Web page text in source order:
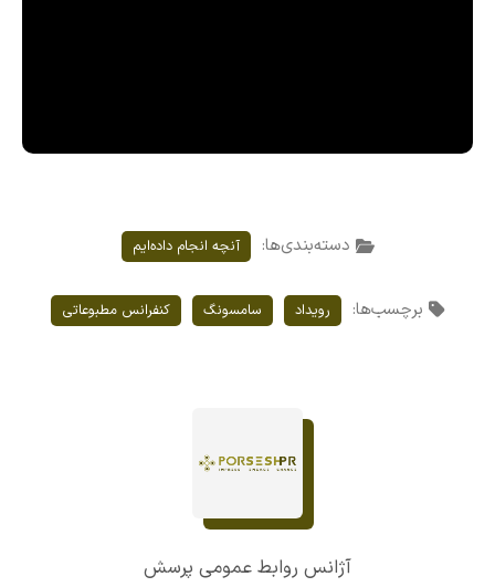
دسته‌بندی‌ها: آنچه انجام داده‌ایم
برچسب‌ها: رویداد سامسونگ کنفرانس مطبوعاتی
آژانس روابط عمومی پرسش